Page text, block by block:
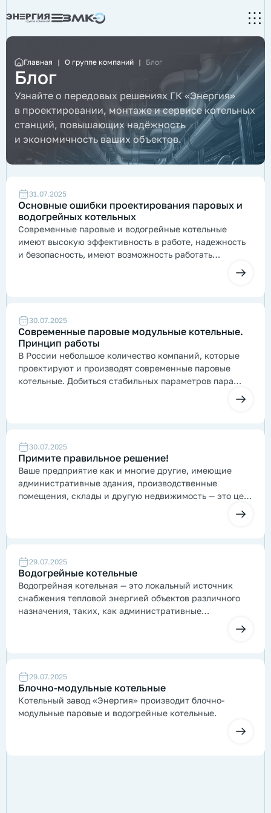
Главная | О группе компаний | Блог
Блог
Узнайте о передовых решениях ГК «Энергия»
в проектировании, монтаже и сервисе котельных
станций, повышающих надёжность
и экономичность ваших объектов.
31.07.2025
Основные ошибки проектирования паровых и
водогрейных котельных
Современные паровые и водогрейные котельные
имеют высокую эффективность в работе, надежность
и безопасность, имеют возможность работать
30.07.2025
Современные паровые модульные котельные.
Принцип работы
В России небольшое количество компаний, которые
проектируют и производят современные паровые
котельные. Добиться стабильных параметров пара
30.07.2025
Примите правильное решение!
Ваше предприятие как и многие другие, имеющие
административные здания, производственные
помещения, склады и другую недвижимость — это цель
29.07.2025
Водогрейные котельные
Водогрейная котельная — это локальный источник
снабжения тепловой энергией объектов различного
назначения, таких, как административные
29.07.2025
Блочно-модульные котельные
Котельный завод «Энергия» производит блочно-
модульные паровые и водогрейные котельные.